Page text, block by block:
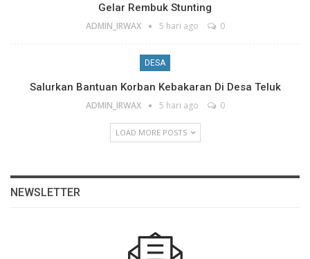
Gelar Rembuk Stunting
ADMIN_IRWAX 5 hari ago 0
DESA
Salurkan Bantuan Korban Kebakaran Di Desa Teluk
ADMIN_IRWAX 5 hari ago 0
LOAD MORE POSTS
NEWSLETTER